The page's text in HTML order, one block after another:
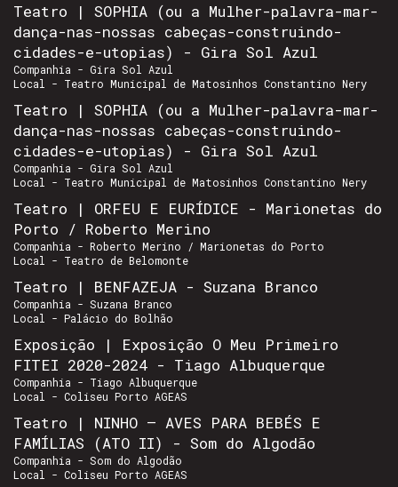
Teatro | SOPHIA (ou a Mulher-palavra-mar-
dança-nas-nossas cabeças-construindo-
cidades-e-utopias) - Gira Sol Azul
Companhia - Gira Sol Azul
Local - Teatro Municipal de Matosinhos Constantino Nery
Teatro | SOPHIA (ou a Mulher-palavra-mar-
dança-nas-nossas cabeças-construindo-
cidades-e-utopias) - Gira Sol Azul
Companhia - Gira Sol Azul
Local - Teatro Municipal de Matosinhos Constantino Nery
Teatro | ORFEU E EURÍDICE - Marionetas do
Porto / Roberto Merino
Companhia - Roberto Merino / Marionetas do Porto
Local - Teatro de Belomonte
Teatro | BENFAZEJA - Suzana Branco
Companhia - Suzana Branco
Local - Palácio do Bolhão
Exposição | Exposição O Meu Primeiro
FITEI 2020-2024 - Tiago Albuquerque
Companhia - Tiago Albuquerque
Local - Coliseu Porto AGEAS
Teatro | NINHO – AVES PARA BEBÉS E
FAMÍLIAS (ATO II) - Som do Algodão
Companhia - Som do Algodão
Local - Coliseu Porto AGEAS